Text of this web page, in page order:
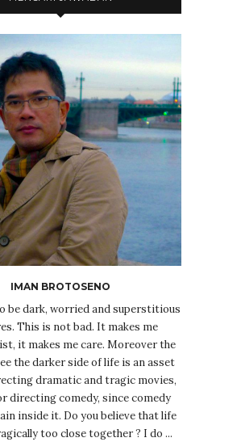
IMAN BROTOSENO
be dark, worried and superstitious
This is not bad. It makes me
it makes me care. Moreover the
the darker side of life is an asset
dramatic and tragic movies,
directing comedy, since comedy
inside it. Do you believe that life
too close together ? I do ...